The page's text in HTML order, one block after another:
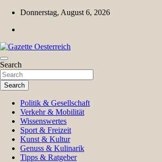
Skip
content
Donnerstag, August 6, 2026
Gazette Oesterreich
Magazin für Freizeit, Politik, Kultur & Wissenschaft
Search
Search
Politik & Gesellschaft
Verkehr & Mobilität
Wissenswertes
Sport & Freizeit
Kunst & Kultur
Genuss & Kulinarik
Tipps & Ratgeber